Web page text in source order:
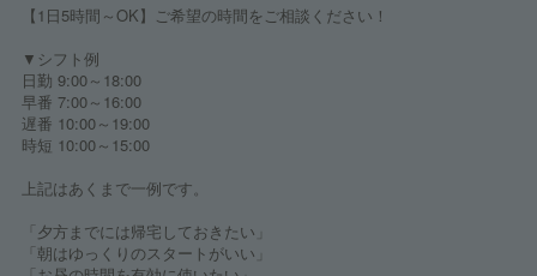
【1日5時間～OK】ご希望の時間をご相談ください！
▼シフト例
日勤 9:00～18:00
早番 7:00～16:00
遅番 10:00～19:00
時短 10:00～15:00
上記はあくまで一例です。
「夕方までには帰宅しておきたい」
「朝はゆっくりのスタートがいい」